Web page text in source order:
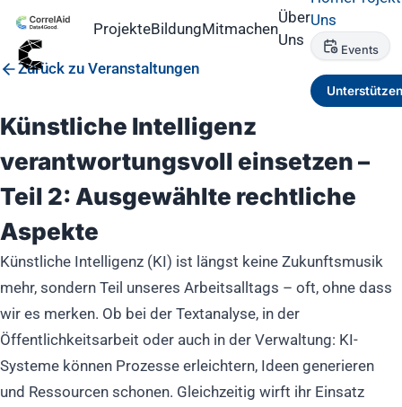
ProjekteBildungMitmachen
Über
Uns
Uns
Events
Unterstützen
Zurück zu Veranstaltungen
Künstliche Intelligenz
verantwortungsvoll einsetzen –
Teil 2: Ausgewählte rechtliche
Aspekte
Künstliche Intelligenz (KI) ist längst keine Zukunftsmusik
mehr, sondern Teil unseres Arbeitsalltags – oft, ohne dass
wir es merken. Ob bei der Textanalyse, in der
Öffentlichkeitsarbeit oder auch in der Verwaltung: KI-
Systeme können Prozesse erleichtern, Ideen generieren
und Ressourcen schonen. Gleichzeitig wirft ihr Einsatz